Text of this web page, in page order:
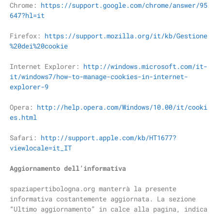
Chrome: https://support.google.com/chrome/answer/95
647?hl=it
Firefox: https://support.mozilla.org/it/kb/Gestione
%20dei%20cookie
Internet Explorer: http://windows.microsoft.com/it-
it/windows7/how-to-manage-cookies-in-internet-
explorer-9
Opera: http://help.opera.com/Windows/10.00/it/cooki
es.html
Safari: http://support.apple.com/kb/HT1677?
viewlocale=it_IT
Aggiornamento dell’informativa
spaziapertibologna.org manterrà la presente
informativa costantemente aggiornata. La sezione
“Ultimo aggiornamento” in calce alla pagina, indica